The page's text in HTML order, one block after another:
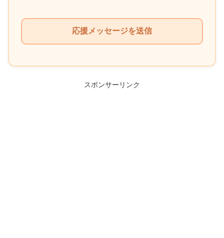
フ
ー
スポンサーリンク